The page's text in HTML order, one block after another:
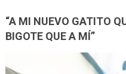
“A MI NUEVO GATITO
BIGOTE QUE A MÍ”